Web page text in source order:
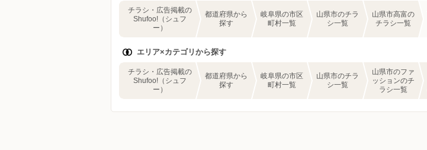
チラシ・広告掲載の
Shufoo!（シュフ
ー）
都道府県から
探す
岐阜県の市区
町村一覧
山県市のチラ
シ一覧
山県市高富の
チラシ一覧
エリア×カテゴリから探す
チラシ・広告掲載の
Shufoo!（シュフ
ー）
都道府県から
探す
岐阜県の市区
町村一覧
山県市のチラ
シ一覧
山県市のファ
ッションのチ
ラシ一覧